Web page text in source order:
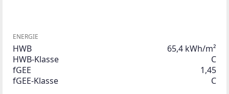
ENERGIE
HWB
65,4 kWh/m²
HWB-Klasse
C
fGEE
1,45
fGEE-Klasse
C